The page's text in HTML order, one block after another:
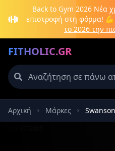
Μετάβαση στο κύριο
Back to Gym 2026Νέα
επιστροφή στη φόρμα!
το 2026 την
FITHOLIC.GR
Πρωτεΐνες Pre-Workout
Αρχική Μάρκες Swanson